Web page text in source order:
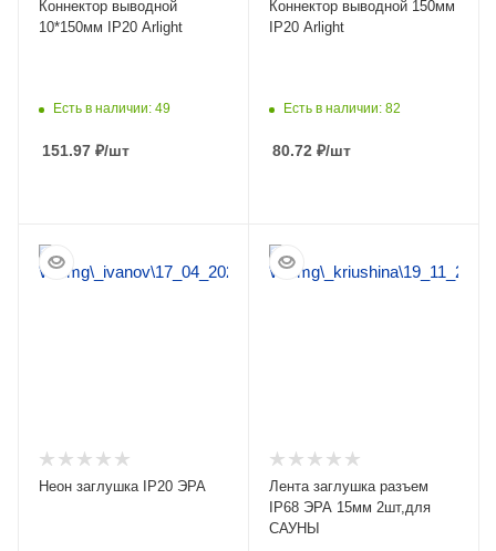
Коннектор выводной
10*150мм IP20 Arlight
Есть в наличии: 49
151.97 ₽/шт
Коннектор выводной 150мм
IP20 Arlight
Есть в наличии: 82
80.72 ₽/шт
Неон заглушка IP20 ЭРА
Лента заглушка разъем
IP68 ЭРА 15мм 2шт,для
САУНЫ